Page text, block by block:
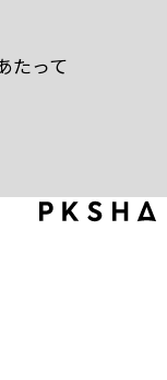
たって